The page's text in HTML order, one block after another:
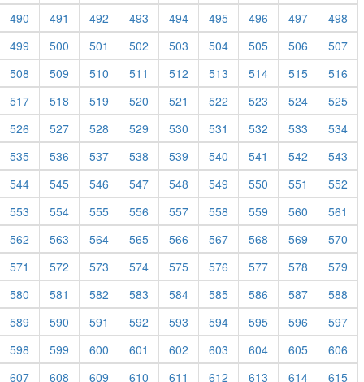
490
491 492 493 494 495 496 497
498
499
500 501 502 503 504 505 506
507
508
509 510 511 512 513 514 515
516
517
518 519 520 521 522 523 524
525
526
527 528 529 530 531 532 533
534
535
536 537 538 539 540 541 542
543
544
545 546 547 548 549 550 551
552
553
554 555 556 557 558 559 560
561
562
563 564 565 566 567 568 569
570
571
572 573 574 575 576 577 578
579
580
581 582 583 584 585 586 587
588
589
590 591 592 593 594 595 596
597
598
599 600 601 602 603 604 605
606
607
608 609 610 611 612 613 614 615